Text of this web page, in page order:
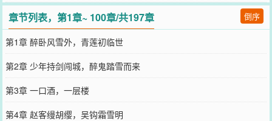
章节列表，第1章~ 100章/共197章 倒序
第1章 醉卧风雪外，青莲初临世
第2章 少年持剑闯城，醉鬼踏雪而来
第3章 一口酒，一层楼
第4章 赵客缦胡缨，吴钩霜雪明